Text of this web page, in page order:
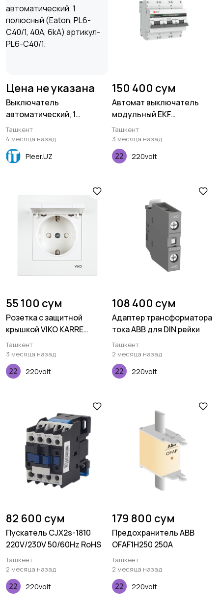
Цена не указана
Выключатель
автоматический, 1
полюсный (Eaton, PL6-
C40/1, 40A, 6kA) артикул-
PL6-C40/1.
Ташкент
4 месяца назад
Pleer.UZ
150 400 сум
Автомат выключатель
модульный EKF
MCB47100-3-32C-Pro
Ташкент
3 месяца назад
220volt
55 100 сум
Розетка с защитной
крышкой VIKO KARRE
одинарная 16А
Ташкент
3 месяца назад
220volt
108 400 сум
Адаптер трансформатора
тока ABB для DIN рейки
Ташкент
2 месяца назад
220volt
82 600 сум
Пускатель CJX2s-1810
220V/230V 50/60Hz RoHS
Ташкент
2 месяца назад
220volt
179 800 сум
Предохранитель ABB
OFAF1H250 250А
Ташкент
2 месяца назад
220volt